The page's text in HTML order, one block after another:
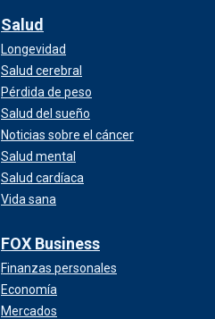
Salud
Longevidad
Salud cerebral
Pérdida de peso
Salud del sueño
Noticias sobre el cáncer
Salud mental
Salud cardíaca
Vida sana
FOX Business
Finanzas personales
Economía
Mercados